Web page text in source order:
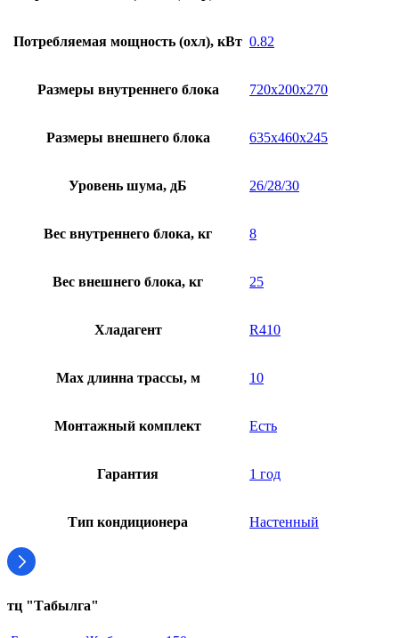
Потребляемая мощность (охл), кВт 0.82
Размеры внутреннего блока 720х200х270
Размеры внешнего блока 635х460х245
Уровень шума, дБ 26/28/30
Вес внутреннего блока, кг 8
Вес внешнего блока, кг 25
Хладагент R410
Мах длинна трассы, м 10
Монтажный комплект Есть
Гарантия 1 год
Тип кондиционера Настенный
тц "Табылга"